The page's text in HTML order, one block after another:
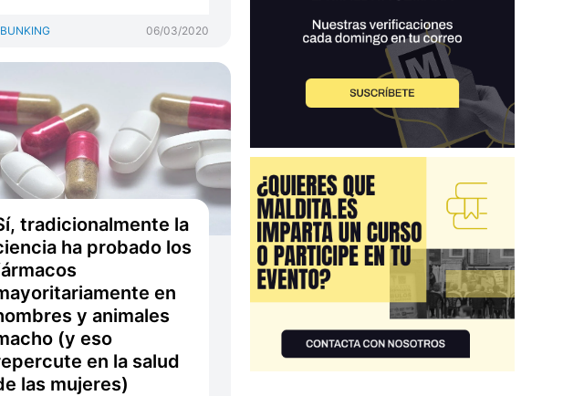
06/03/2020
tradicionalmente la
ha probado los
en
y animales
(y eso
en la salud
las mujeres)